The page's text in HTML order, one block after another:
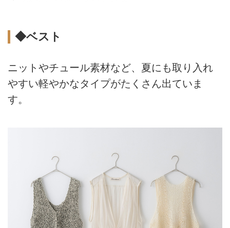
◆ベスト
ニットやチュール素材など、夏にも取り入れ
やすい軽やかなタイプがたくさん出ていま
す。